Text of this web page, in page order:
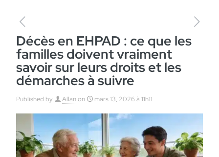
Décès en EHPAD : ce que les
familles doivent vraiment
savoir sur leurs droits et les
démarches à suivre
Published by Allanon mars 13, 2026 à 11h11